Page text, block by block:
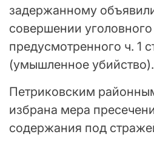
задержанному
совершении
предусмотренного ч. 1
(умышленное убийство).
Петриковским
избрана мера
содержания под